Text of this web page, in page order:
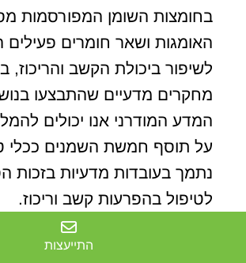
בחומצות השומן המפורסמות
האומגות ושאר חומרים פעילים
לשיפור ביכולת הקשב והריכוז,
מחקרים מדעיים שהתבצעו
המדע המודרני אנו יכולים
על תוסף חמשת השמנים ככלי
נתמך בעובדות מדעיות בזכות
לטיפול בהפרעות קשב וריכוז.
התייעצות